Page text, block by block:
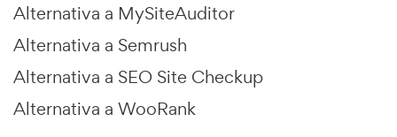
Alternativa a MySiteAuditor
Alternativa a Semrush
Alternativa a SEO Site Checkup
Alternativa a WooRank